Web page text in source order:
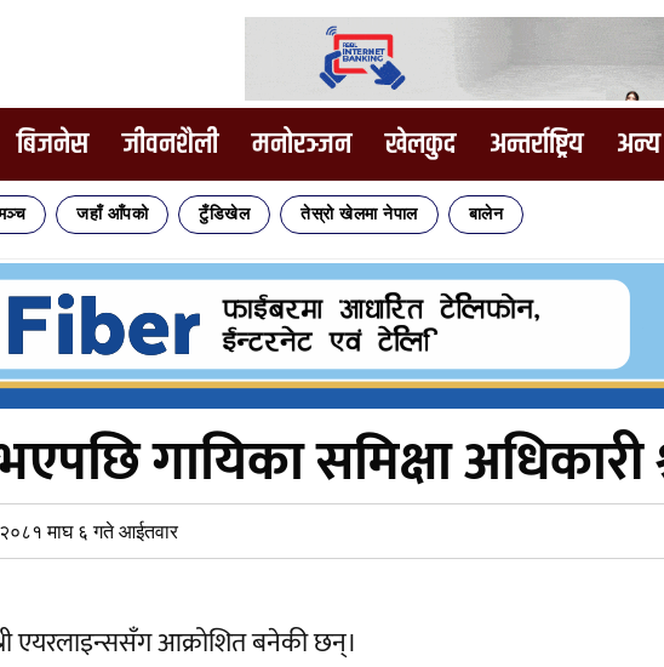
बिजनेस जीवनशैली मनोरञ्जन खेलकुद अन्तर्राष्ट्रिय अन्य
जहाँ आँपको टुँडिखेल तेस्रो खेलमा नेपाल बालेन
गायिका समिक्षा
२०८१ माघ ६ गते आईतवार
एयरलाइन्ससँग आक्रोशित बनेकी छन्।